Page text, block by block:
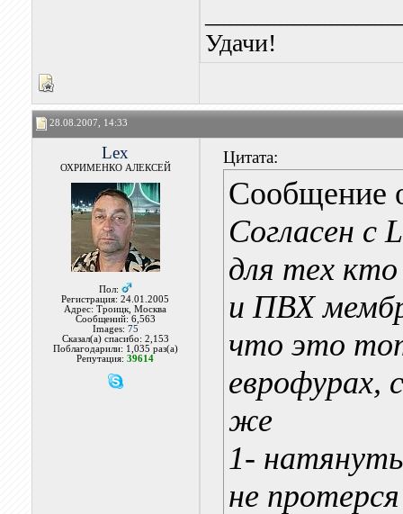
Удачи!
28.08.2007, 14:33
Lex
ОХРИМЕНКО АЛЕКСЕЙ
Пол:
Регистрация: 24.01.2005
Адрес: Троицк, Москва
Сообщений: 6,563
Images: 75
Сказал(а) спасибо: 2,153
Поблагодарили: 1,035 раз(а)
Репутация:39614
Цитата:
Сообщение
Согласен с
для тех
и ПВХ
что это
еврофурах,
же
1-
не